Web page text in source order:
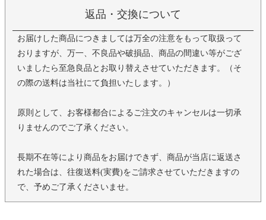
返品・交換について
お届けした商品につきましては万全の注意をもって取扱って
おりますが、万一、不良品や破損品、商品の間違い等がござ
いましたら至急良品とお取り替えさせていただきます。（そ
の際の送料は当社にて負担いたします。）
原則として、お客様都合によるご注文のキャンセルは一切承
りませんのでご了承ください。
長期不在等により商品をお届けできず、商品が当店に返送さ
れた場合は、往復送料(実費)をご請求させていただきますの
で、予めご了承くださいませ。